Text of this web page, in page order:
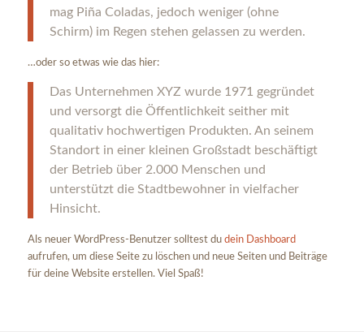
mag Piña Coladas, jedoch weniger (ohne
Schirm) im Regen stehen gelassen zu werden.
…oder so etwas wie das hier:
Das Unternehmen XYZ wurde 1971 gegründet
und versorgt die Öffentlichkeit seither mit
qualitativ hochwertigen Produkten. An seinem
Standort in einer kleinen Großstadt beschäftigt
der Betrieb über 2.000 Menschen und
unterstützt die Stadtbewohner in vielfacher
Hinsicht.
Als neuer WordPress-Benutzer solltest du dein Dashboard
aufrufen, um diese Seite zu löschen und neue Seiten und Beiträge
für deine Website erstellen. Viel Spaß!